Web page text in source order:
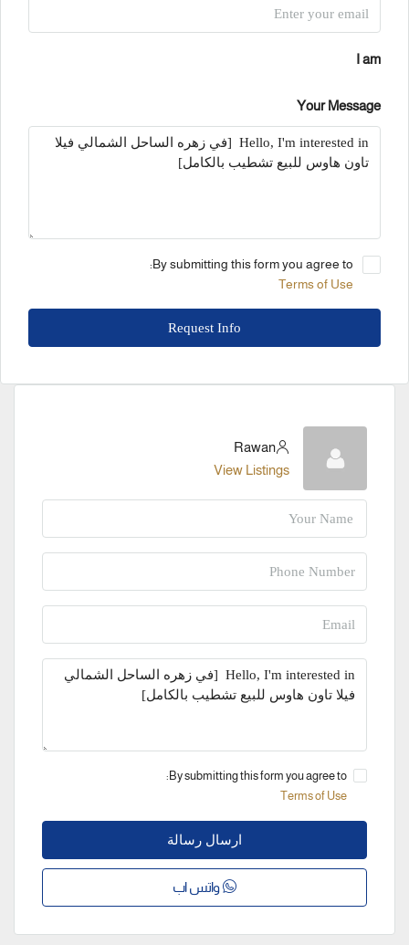
I am
Your Message
By submitting this form you agree to:
Terms of Use
Request Info
Rawan
View Listings
By submitting this form you agree to:
Terms of Use
ارسال رسالة
واتس اب